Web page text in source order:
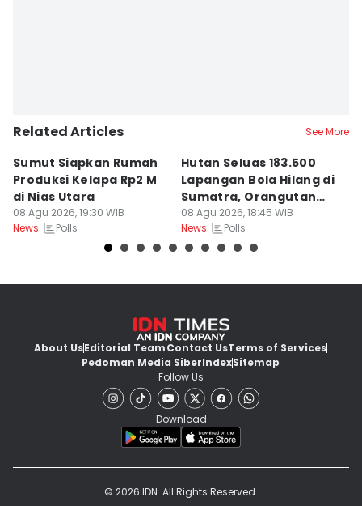
Related Articles See More
Sumut Siapkan Rumah
Produksi Kelapa Rp2 M
di Nias Utara
08 Agu 2026, 19:30 WIB
News
Polls
Hutan Seluas 183.500
Lapangan Bola Hilang di
Sumatra, Orangutan
Tertekan
08 Agu 2026, 18:45 WIB
News
Polls
About UsEditorial TeamContact UsTerms of Services
Pedoman Media SiberIndexSitemap
Follow Us
Download
© 2026 IDN. All Rights Reserved.